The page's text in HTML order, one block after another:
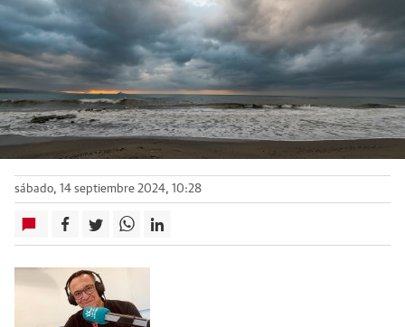
sábado, 14 septiembre 2024, 10:28